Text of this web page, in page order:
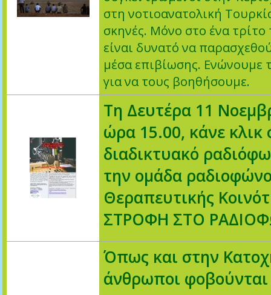
στη νοτιοανατολική
σκηνές. Μόνο στο ένα
είναι δυνατό να
μέσα επιβίωσης. Ενώνουμε
για να τους βοηθήσουμε.
Τη Δευτέρα 11
ώρα 15.00, κάνε κλικ
διαδικτυακό
την ομάδα
Θεραπευτικής
ΣΤΡΟΦΗ ΣΤΟ
Όπως και στην
άνθρωποι φοβούνται